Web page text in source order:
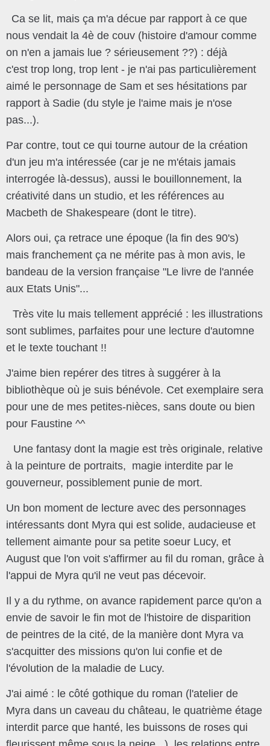
Ca se lit, mais ça m'a décue par rapport à ce que
nous vendait la 4è de couv (histoire d'amour comme
on n'en a jamais lue ? sérieusement ??) : déjà
c'est trop long, trop lent - je n'ai pas particulièrement
aimé le personnage de Sam et ses hésitations par
rapport à Sadie (du style je l'aime mais je n'ose
pas...).
Par contre, tout ce qui tourne autour de la création
d'un jeu m'a intéressée (car je ne m'étais jamais
interrogée là-dessus), aussi le bouillonnement, la
créativité dans un studio, et les références au
Macbeth de Shakespeare (dont le titre).
Alors oui, ça retrace une époque (la fin des 90's)
mais franchement ça ne mérite pas à mon avis, le
bandeau de la version française "Le livre de l'année
aux Etats Unis"...
Très vite lu mais tellement apprécié : les illustrations
sont sublimes, parfaites pour une lecture d'automne
et le texte touchant !!
J'aime bien repérer des titres à suggérer à la
bibliothèque où je suis bénévole. Cet exemplaire sera
pour une de mes petites-nièces, sans doute ou bien
pour Faustine ^^
Une fantasy dont la magie est très originale, relative
à la peinture de portraits, magie interdite par le
gouverneur, possiblement punie de mort.
Un bon moment de lecture avec des personnages
intéressants dont Myra qui est solide, audacieuse et
tellement aimante pour sa petite soeur Lucy, et
August que l'on voit s'affirmer au fil du roman, grâce à
l'appui de Myra qu'il ne veut pas décevoir.
Il y a du rythme, on avance rapidement parce qu'on a
envie de savoir le fin mot de l'histoire de disparition
de peintres de la cité, de la manière dont Myra va
s'acquitter des missions qu'on lui confie et de
l'évolution de la maladie de Lucy.
J'ai aimé : le côté gothique du roman (l'atelier de
Myra dans un caveau du château, le quatrième étage
interdit parce que hanté, les buissons de roses qui